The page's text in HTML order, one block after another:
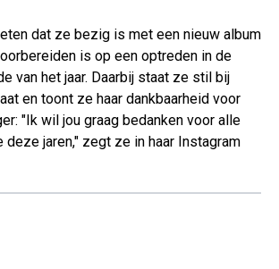
dat ze bezig is met een nieuw album
is op een optreden in de
van het jaar. Daarbij staat ze stil bij
en toont ze haar dankbaarheid voor
"Ik wil jou graag bedanken voor alle
jaren," zegt ze in haar Instagram